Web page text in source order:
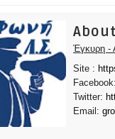
Έγκυρη -
Site :
Facebook:
Twitter:
Email: